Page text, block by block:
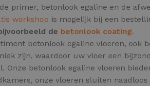
primer, betonlook egaline en de
workshop is mogelijk bij een
de betonlook coating.
betonlook egaline vloeren, ook
zijn, waardoor uw vloer een
betonlook egaline vloeren
onze vloeren sluiten